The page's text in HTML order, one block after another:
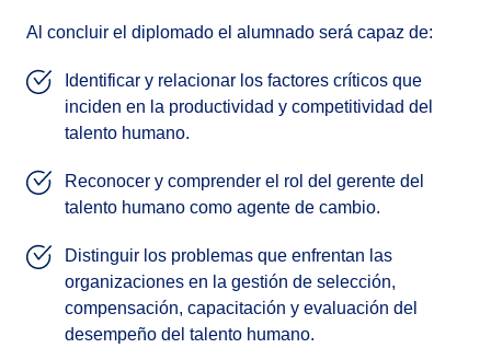
Al concluir el diplomado el alumnado será capaz de:
Identificar y relacionar los factores críticos que
inciden en la productividad y competitividad del
talento humano.
Reconocer y comprender el rol del gerente del
talento humano como agente de cambio.
Distinguir los problemas que enfrentan las
organizaciones en la gestión de selección,
compensación, capacitación y evaluación del
desempeño del talento humano.